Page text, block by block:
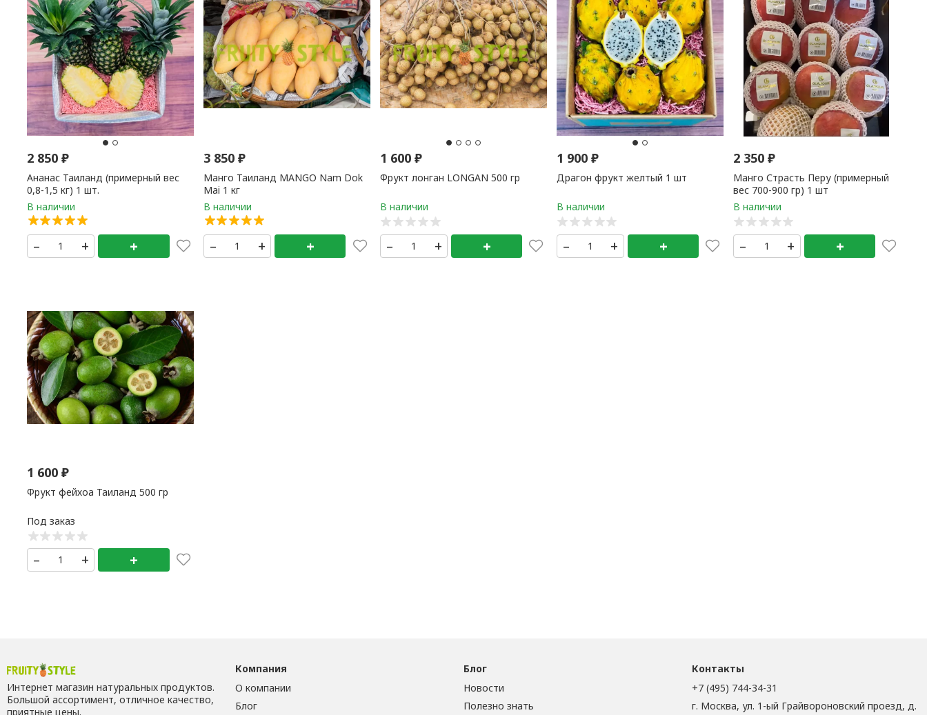
2 850₽
Ананас Таиланд (примерный вес
0,8-1,5 кг) 1 шт.
– + +
3 850₽
Манго Таиланд MANGO Nam Dok
Mai 1 кг
– + +
1 600₽
Фрукт лонган LONGAN 500 гр
– + +
1 900 ₽
Драгон фрукт желтый 1 шт
– + +
2 350 ₽
Манго Страсть Перу (примерный
вес 700-900 гр) 1 шт
– + +
1 600₽
Фрукт фейхоа Таиланд 500 гр
– + +
Интернет магазин натуральных продуктов.
Большой ассортимент, отличное качество,
приятные цены.
Компания
О компании
Блог
Блог
Новости
Полезно знать
Контакты
+7 (495) 744-34-31
г. Москва, ул. 1-ый Грайвороновский проезд, д.